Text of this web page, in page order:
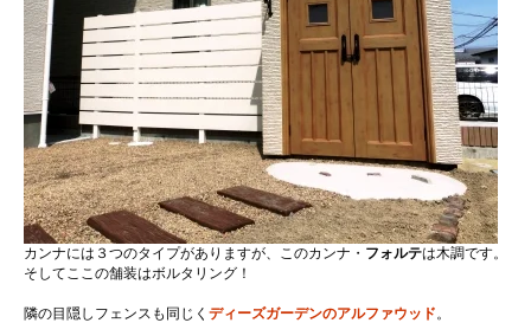
カンナには３つのタイプがありますが、このカンナ・ フォルテは木調です。
そしてここの舗装はボルタリング！
隣の目隠しフェンスも同じく ディーズガーデンのアルファウッド。